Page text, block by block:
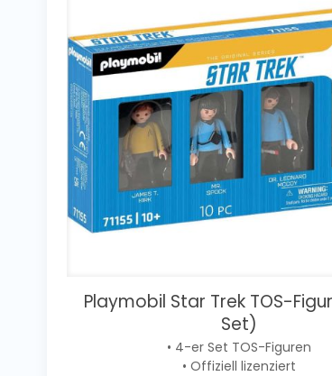
Playmobil Star Trek TOS-
Set)
• 4-er Set TOS-Figuren
• Offiziell lizenziert